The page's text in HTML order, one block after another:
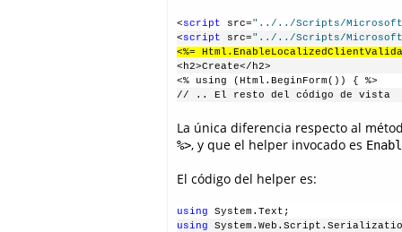
<script src="../../Scripts/
<script src="../../Scripts/
<%=
<h2>Create</h2>
<% using (Html.BeginForm()) { %>
// .. El resto del código de vista
La única diferencia respecto al
%>, y que el helper invocado es
El código del helper es:
using System.Text;
using